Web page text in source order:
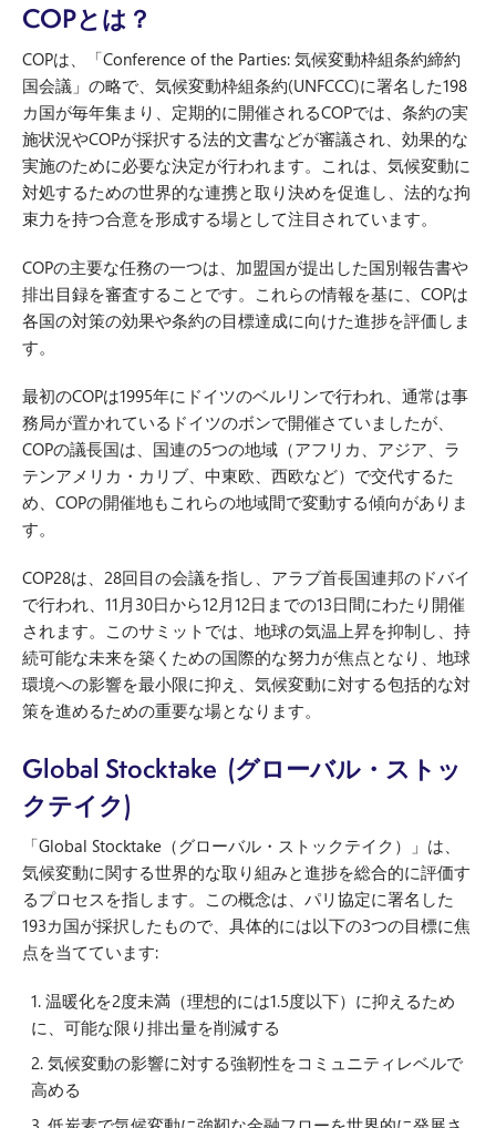
COPとは？
COPは、「Conference of the Parties: 気候変動枠組条約締約
国会議」の略で、気候変動枠組条約(UNFCCC)に署名した198
カ国が毎年集まり、定期的に開催されるCOPでは、条約の実
施状況やCOPが採択する法的文書などが審議され、効果的な
実施のために必要な決定が行われます。これは、気候変動に
対処するための世界的な連携と取り決めを促進し、法的な拘
束力を持つ合意を形成する場として注目されています。
COPの主要な任務の一つは、加盟国が提出した国別報告書や
排出目録を審査することです。これらの情報を基に、COPは
各国の対策の効果や条約の目標達成に向けた進捗を評価しま
す。
最初のCOPは1995年にドイツのベルリンで行われ、通常は事
務局が置かれているドイツのボンで開催さていましたが、
COPの議長国は、国連の5つの地域（アフリカ、アジア、ラ
テンアメリカ・カリブ、中東欧、西欧など）で交代するた
め、COPの開催地もこれらの地域間で変動する傾向がありま
す。
COP28は、28回目の会議を指し、アラブ首長国連邦のドバイ
で行われ、11月30日から12月12日までの13日間にわたり開催
されます。このサミットでは、地球の気温上昇を抑制し、持
続可能な未来を築くための国際的な努力が焦点となり、地球
環境への影響を最小限に抑え、気候変動に対する包括的な対
策を進めるための重要な場となります。
Global Stocktake (グローバル・ストッ
クテイク)
「Global Stocktake（グローバル・ストックテイク）」は、
気候変動に関する世界的な取り組みと進捗を総合的に評価す
るプロセスを指します。この概念は、パリ協定に署名した
193カ国が採択したもので、具体的には以下の3つの目標に焦
点を当てています:
温暖化を2度未満（理想的には1.5度以下）に抑えるため
に、可能な限り排出量を削減する
気候変動の影響に対する強靭性をコミュニティレベルで
高める